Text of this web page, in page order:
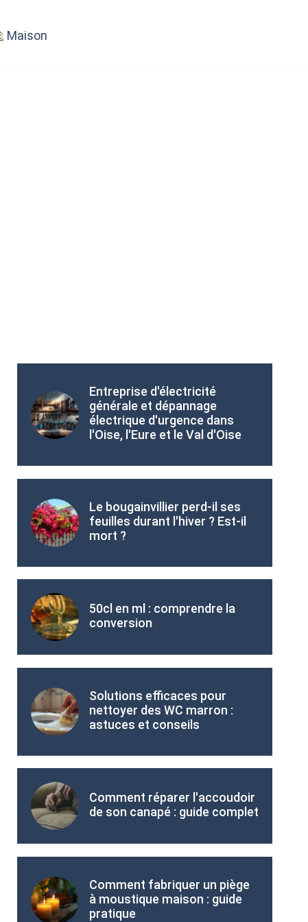
Maison
Entreprise d'électricité
générale et dépannage
électrique d'urgence dans
l'Oise, l'Eure et le Val d'Oise
Le bougainvillier perd-il ses
feuilles durant l'hiver ? Est-il
mort ?
50cl en ml : comprendre la
conversion
Solutions efficaces pour
nettoyer des WC marron :
astuces et conseils
Comment réparer l'accoudoir
de son canapé : guide complet
Comment fabriquer un piège
à moustique maison : guide
pratique